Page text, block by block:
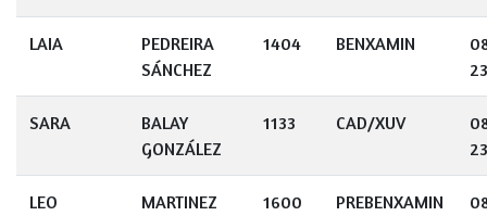
LAIA
PEDREIRA
SÁNCHEZ
1404 BENXAMIN
SARA
BALAY
GONZÁLEZ
1133 CAD/XUV
LEO
MARTINEZ
1600 PREBENXAMIN